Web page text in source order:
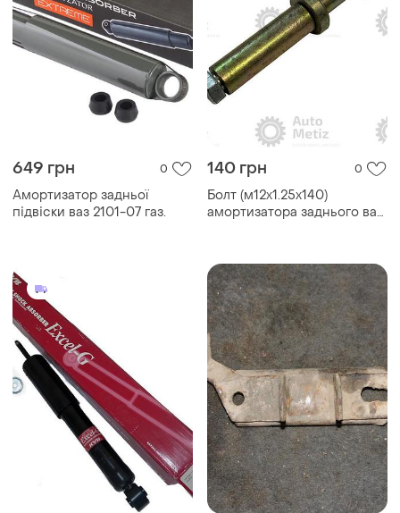
649 грн 0
Амортизатор задньої
підвіски ваз 2101-07 газ.
140 грн 0
Болт (м12х1.25х140)
амортизатора заднього ваз